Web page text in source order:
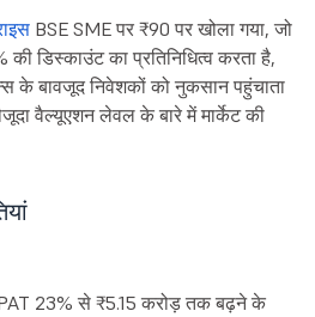
BSE SME पर ₹90 पर खोला गया, जो
डिस्काउंट का प्रतिनिधित्व करता है,
के बावजूद निवेशकों को नुकसान पहुंचाता
वैल्यूएशन लेवल के बारे में मार्केट की
23% से ₹5.15 करोड़ तक बढ़ने के